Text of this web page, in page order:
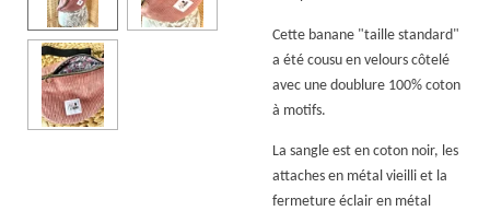
Cette banane "taille standard"
a été cousu en velours côtelé
avec une doublure 100% coton
à motifs.
La sangle est en coton noir, les
attaches en métal vieilli et la
fermeture éclair en métal